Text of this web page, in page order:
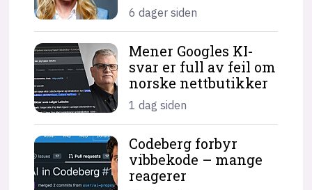
6 dager siden
Mener Googles KI-
svar er full av feil om
norske nettbutikker
1 dag siden
Codeberg forbyr
vibbekode – mange
reagerer